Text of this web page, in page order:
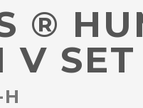
®
V SET